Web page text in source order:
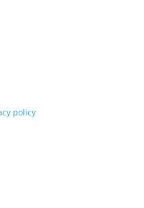
policy